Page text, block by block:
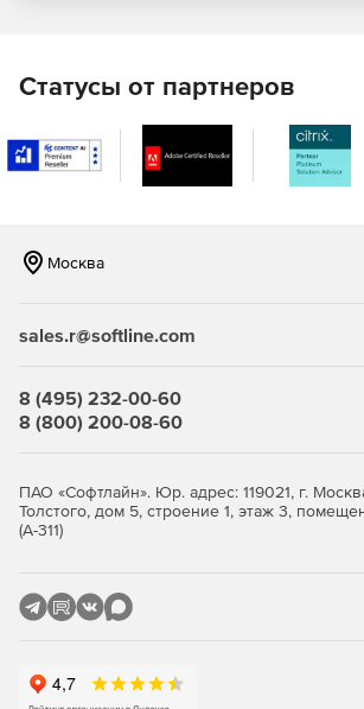
получают возможность создавать
функциями настройки различных
документах Word: свойств,
их размера, цвета, положения текста
того, поддерживаются разные стили
.NET позволяет вставлять в
настройки положения, высоты и
доступна функция объединения и
Статусы от партнеров
Москва
sales.r@softline.com
8 (495) 232-00-60
8 (800) 200-08-60
ПАО «Софтлайн». Юр. адрес: 119021, г.
Толстого, дом 5, строение 1, этаж 3,
(А-311)